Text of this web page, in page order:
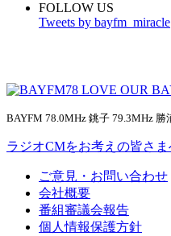
FOLLOW US
Tweets by bayfm_miracle
BAYFM 78.0MHz 銚子 79.3MHz
ラジオCMをお考えの皆さま
ご意見・お問い合わせ
会社概要
番組審議会報告
個人情報保護方針